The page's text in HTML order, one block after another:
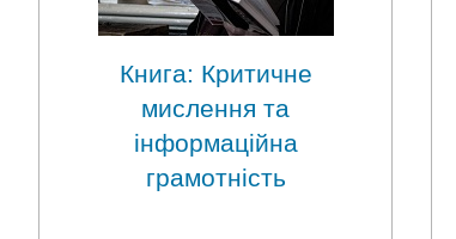
Книга: Критичне
мислення та
інформаційна
грамотність